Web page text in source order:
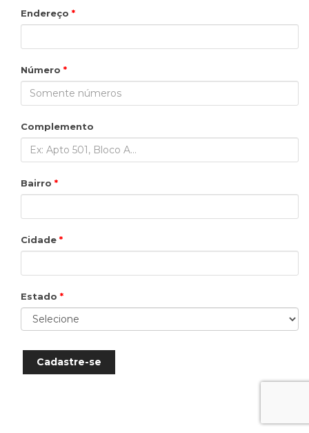
Endereço
Número
Complemento
Bairro
Cidade
Estado
Cadastre-se